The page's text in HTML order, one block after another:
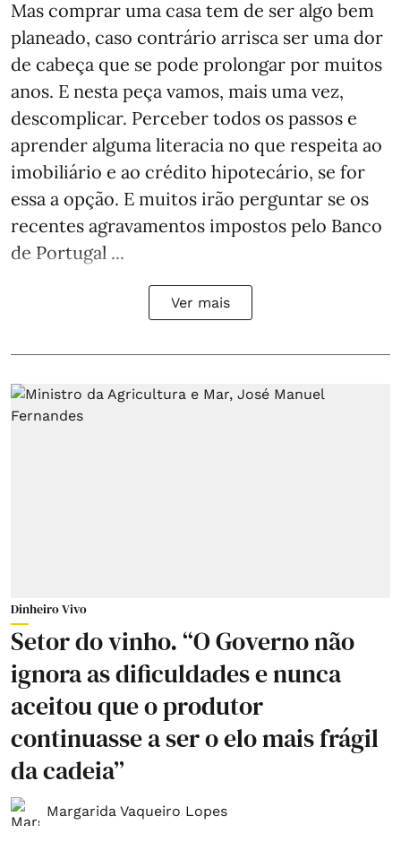
Mas comprar uma casa tem de ser algo bem
planeado, caso contrário arrisca ser uma dor
de cabeça que se pode prolongar por muitos
anos. E nesta peça vamos, mais uma vez,
descomplicar. Perceber todos os passos e
aprender alguma literacia no que respeita ao
imobiliário e ao crédito hipotecário, se for
essa a opção. E muitos irão perguntar se os
recentes agravamentos impostos pelo Banco
de Portugal ...
Ver mais
Dinheiro Vivo
Setor do vinho. “O Governo não
ignora as dificuldades e nunca
aceitou que o produtor
continuasse a ser o elo mais frágil
da cadeia”
Margarida Vaqueiro Lopes